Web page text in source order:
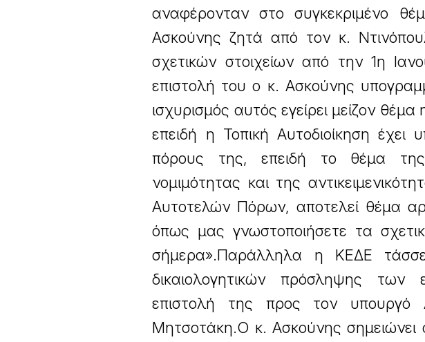
αναφέρονταν στο συγκεκριμένο
Ασκούνης ζητά από τον κ.
σχετικών στοιχείων από την 1η
επιστολή του ο κ. Ασκούνης
ισχυρισμός αυτός εγείρει μείζον
επειδή η Τοπική Αυτοδιοίκηση έχει
πόρους της, επειδή το θέμα
νομιμότητας και της
Αυτοτελών Πόρων, αποτελεί θέμα
όπως μας γνωστοποιήσετε τα
σήμερα».Παράλληλα η ΚΕΔΕ
δικαιολογητικών πρόσληψης
επιστολή της προς τον υπουργό
Μητσοτάκη.Ο κ. Ασκούνης σημειώνει